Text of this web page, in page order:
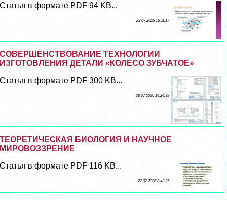
Статья в формате PDF 94 KB...
29 07 2026 16:11:17
СОВЕРШЕНСТВОВАНИЕ ТЕХНОЛОГИИ
ИЗГОТОВЛЕНИЯ ДЕТАЛИ «КОЛЕСО ЗУБЧАТОЕ»
Статья в формате PDF 300 KB...
28 07 2026 14:24:39
ТЕОРЕТИЧЕСКАЯ БИОЛОГИЯ И НАУЧНОЕ
МИРОВОЗЗРЕНИЕ
Статья в формате PDF 116 KB...
27 07 2026 8:43:25